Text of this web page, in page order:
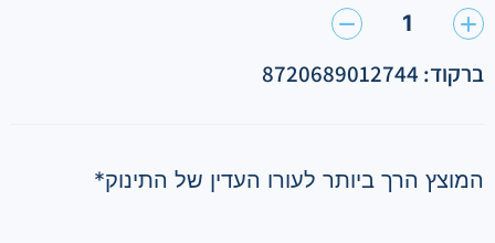
1
ברקוד: 8720689012744
המוצץ הרך ביותר לעורו העדין של התינוק*